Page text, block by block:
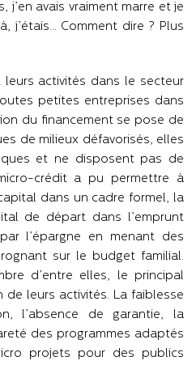
j’en avais vraiment marre et je
j’étais… Comment dire ? Plus
leurs activités dans le secteur
petites entreprises dans
du financement se pose de
de milieux défavorisés, elles
et ne disposent pas de
crédit a pu permettre à
dans un cadre formel, la
de départ dans l’emprunt
l’épargne en menant des
sur le budget familial.
d’entre elles, le principal
leurs activités. La faiblesse
l’absence de garantie, la
des programmes adaptés
projets pour des publics